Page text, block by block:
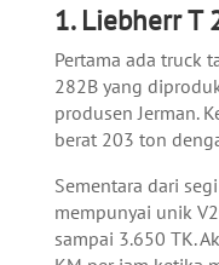
1. Liebherr T
Pertama ada truck
282B yang
produsen Jerman.
berat 203 ton
Sementara dari
mempunyai unik
sampai 3.650 TK.